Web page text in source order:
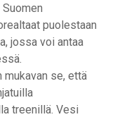
puolestaan
jossa voi antaa
se, että
treenillä. Vesi